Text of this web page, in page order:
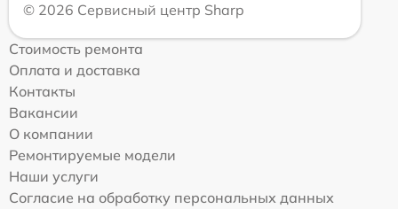
© 2026 Сервисный центр Sharp
Стоимость ремонта
Оплата и доставка
Контакты
Вакансии
О компании
Ремонтируемые модели
Наши услуги
Согласие на обработку персональных данных